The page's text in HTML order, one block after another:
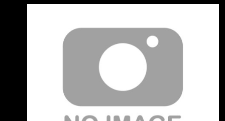
內部有不少工作室主管對 Game Pass 抱持強烈
的價值大打折扣，也讓整個市場對遊戲的價值認
知下 降。 依照這些主管的看法，Game Pass 因
為不斷壓低遊戲的價值，因此對整個遊戲產業造
成了負 面影響。 --